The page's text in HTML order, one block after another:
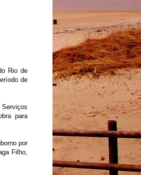
Rio de
de
para
por
Filho,